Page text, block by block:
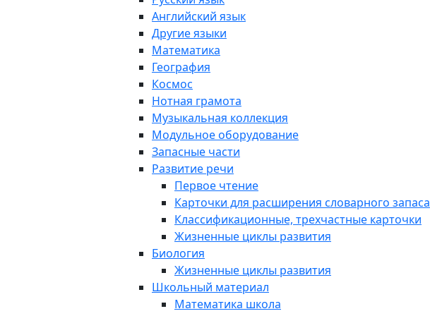
Английский язык
Другие языки
Математика
География
Космос
Нотная грамота
Музыкальная коллекция
Модульное оборудование
Запасные части
Развитие речи
Первое чтение
Карточки для расширения словарного запаса
Классификационные, трехчастные карточки
Жизненные циклы развития
Биология
Жизненные циклы развития
Школьный материал
Математика школа